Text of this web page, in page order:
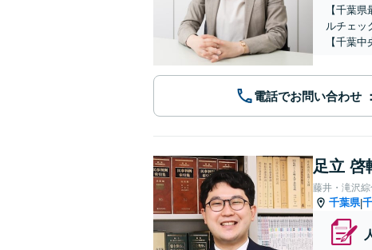
【千葉
ルチェッ
【千葉中
電話でお問い合わせ
足立 啓
藤井・滝沢
千葉県|